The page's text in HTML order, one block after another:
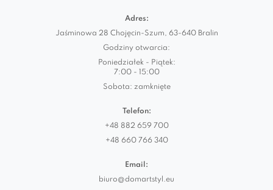
Adres:
Jaśminowa 28 Chojęcin-Szum, 63-640 Bralin
Godziny otwarcia:
Poniedziałek - Piątek:
7:00 - 15:00
Sobota: zamknięte
Telefon:
+48 882 659 700
+48 660 766 340
Email:
biuro@domartstyl.eu